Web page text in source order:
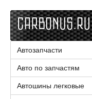
Автозапчасти
Авто по запчастям
Автошины легковые